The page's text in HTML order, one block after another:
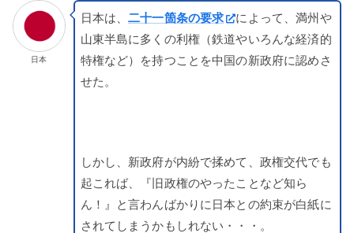
日本
日本は、二十一箇条の要求
によって、満州や
山東半島に多くの利権（鉄道やいろんな経済的
特権など）を持つことを中国の新政府に認めさ
せた。
しかし、新政府が内紛で揉めて、政権交代でも
起これば、『旧政権のやったことなど知ら
ん！』と言わんばかりに日本との約束が白紙に
されてしまうかもしれない・・・。